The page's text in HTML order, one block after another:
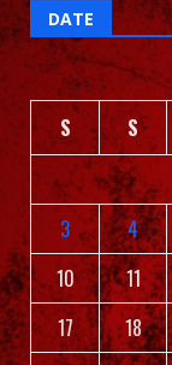
DATE
S S
3
4
10
11
17
18